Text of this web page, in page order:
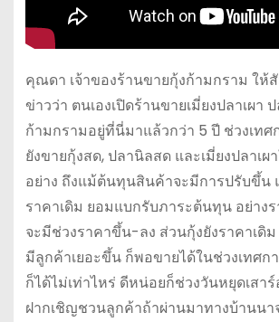
คุณดา เจ้าของร้านขายกุ้งก้ามกราม ใ
ข่าวว่า ตนเองเปิดร้านขายเมี่ยงปลาเผา
ก้ามกรามอยู่ที่นี่มาแล้วกว่า 5 ปี ช่วงเท
ยังขายกุ้งสด, ปลานิลสด และเมี่ยงปลาเ
อย่าง ถึงแม้ต้นทุนสินค้าจะมีการปรับขึ้น
ราคาเดิม ยอมแบกรับภาระต้นทุน อย่าง
จะมีช่วงราคาขึ้น-ลง ส่วนกุ้งยังราคาเดิ
มีลูกค้าเยอะขึ้น ก็พอขายได้ในช่วงเทศก
ก็ได้ไม่เท่าไหร่ ดีหน่อยก็ช่วงวันหยุดเสา
ฝากเชิญชวนลูกค้าถ้าผ่านมาทางบ้านนา